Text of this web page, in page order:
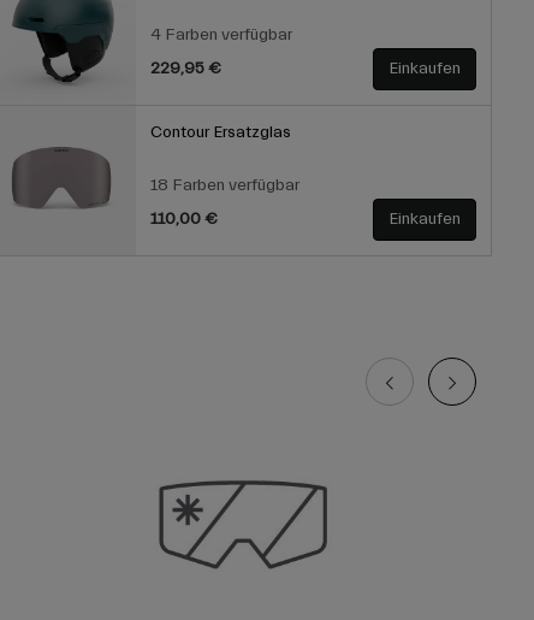
4 Farben verfügbar
229,95 €
Einkaufen
Contour Ersatzglas
18 Farben verfügbar
110,00 €
Einkaufen